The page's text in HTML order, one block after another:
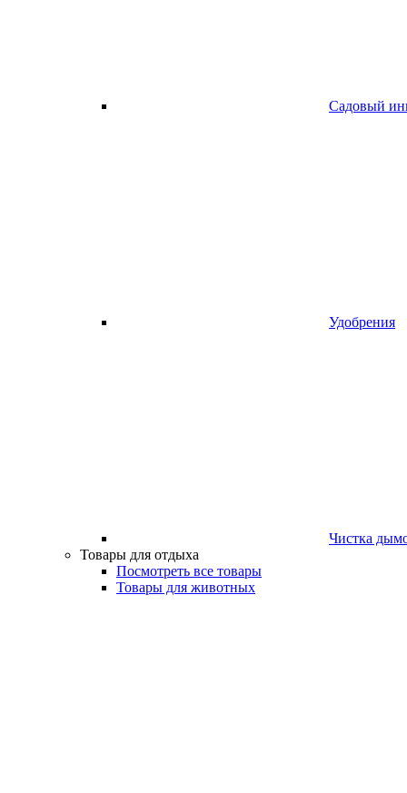
Садовый
Удобрения
Чистка
Товары для отдыха
Посмотреть все товары
Товары для животных